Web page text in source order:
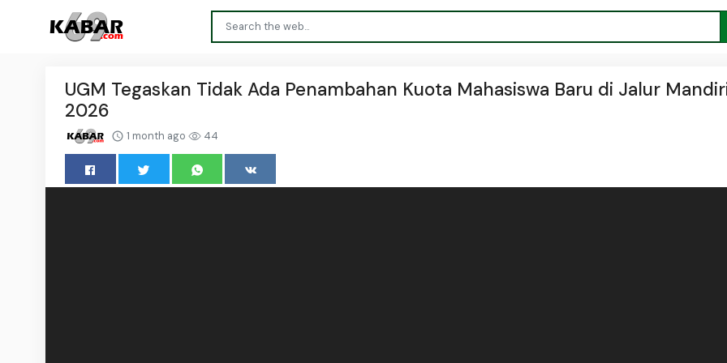
UGM Tegaskan Tidak Ada Penambahan Kuota Mahasiswa Baru di Jalur
2026
1 month ago 44